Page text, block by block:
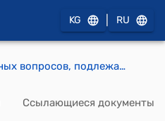
KG RU
Перечень основных вопросов, подлежащих рассмотрению на заседаниях Правительства Кыргызской Республики во II квартале 2005 года" ( Утвержден постановлением Правительства Кыргызской Республики от 25 апреля 2005 года № 165)
Ссылающиеся документы